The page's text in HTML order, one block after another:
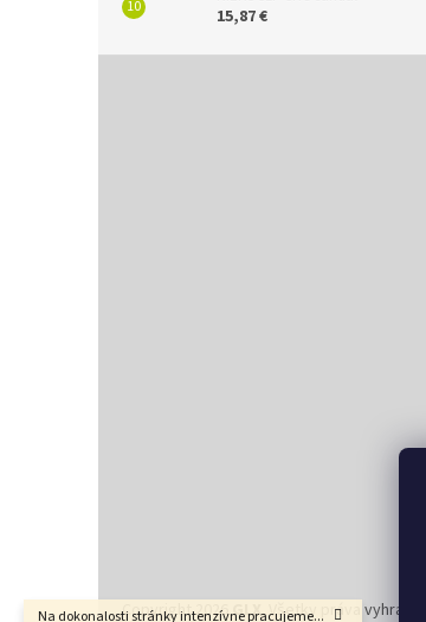
Na dokonalosti stránky intenzívne pracujeme...
15,87 €
Copyright 2026GLX. Všetky práva